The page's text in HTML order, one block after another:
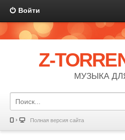
Войти
Z-
МУЗЫКА
Полная версия сайта